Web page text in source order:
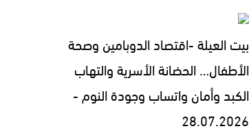
بيت العيلة -اقتصاد الدوبامين وصحة
الأطفال… الحضانة الأسرية والتهاب
الكبد وأمان واتساب وجودة النوم -
28.07.2026